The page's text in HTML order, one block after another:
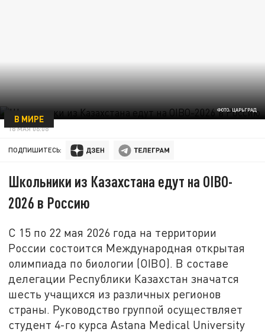
ФОТО: ЦАРЬГРАД
В МИРЕ
18 МАЯ 06:08
ПОДПИШИТЕСЬ:
Школьники из Казахстана едут на OIBO-
2026 в Россию
С 15 по 22 мая 2026 года на территории
России состоится Международная открытая
олимпиада по биологии (OIBO). В составе
делегации Республики Казахстан значатся
шесть учащихся из различных регионов
страны. Руководство группой осуществляет
студент 4-го курса Astana Medical University